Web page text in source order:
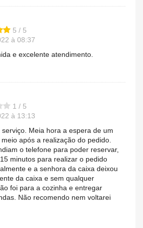
5 / 5
à 08:37
e excelente atendimento.
1 / 5
à 13:13
serviço. Meia hora a espera de um
após a realização do pedido.
o telefone para poder reservar,
minutos para realizar o pedido
e a senhora da caixa deixou
da caixa e sem qualquer
foi para a cozinha e entregar
Não recomendo nem voltarei